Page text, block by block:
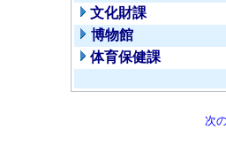
文化財課
博物館
体育保健課
次